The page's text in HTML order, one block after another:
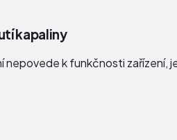
kapaliny
nepovede k funkčnosti zařízení,